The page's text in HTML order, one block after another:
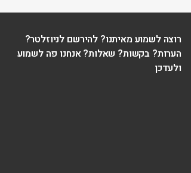
רוצה לשמוע מאיתנו? להירשם לניוזלטר?
הערות? בקשות? שאלות? אנחנו פה לשמוע
ולעדכן